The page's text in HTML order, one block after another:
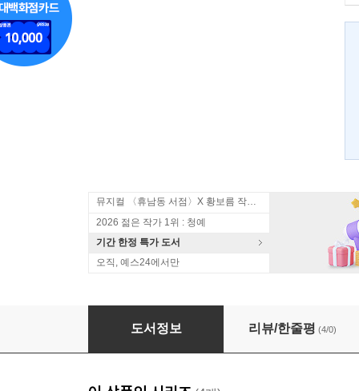
뮤지컬 〈휴남동 서점〉X 황보름 작가 북토크
2026 젊은 작가 1위 : 청예
기간 한정 특가 도서
오직, 예스24에서만
오국사기 1
도서정보 리뷰/한줄평 (4/0)